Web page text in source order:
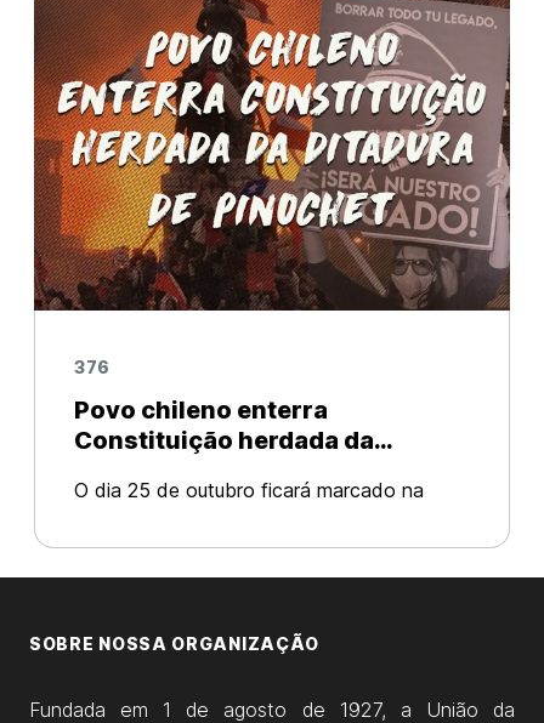
376
Povo chileno enterra
Constituição herdada da
O dia 25 de outubro ficará marcado na
Constituição de Pinochet. Ontem, o povo
chileno conquistou uma grande vitória! Após
SOBRE NOSSA ORGANIZAÇÃO
Fundada em 1 de agosto de 1927, a União da